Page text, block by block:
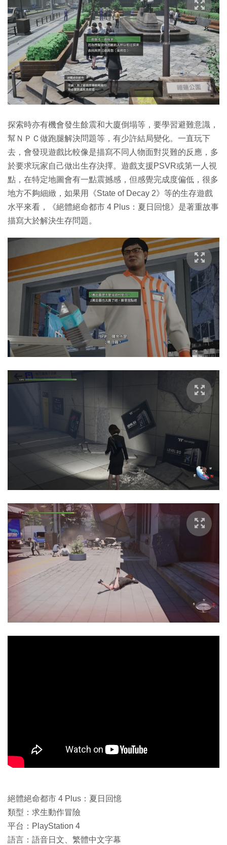
探索時亦有機會發生餘震和大廈倒塌等，要學習避難意識，
幫ＮＰＣ做跑腿解決問題等，有少許結局變化。一直玩下
去，會發現遊戲比較像是描寫不同人物面對災難的反應，多
於要求玩家自己做出生存決擇。遊戲支援PSVR或第一人視
點，在特定地圖會有一點震撼感，但感覺完成度偏低，很多
地方不夠細緻，如果用《State of Decay 2》等的生存遊戲
水平來看，《絕體絕命都市 4 Plus：夏日回憶》是著重故事
描寫大於解決生存問題。
絕體絕命都市 4 Plus：夏日回憶
類型：求生動作冒險
平台：PlayStation 4
語言：語音日文、繁體中文字幕